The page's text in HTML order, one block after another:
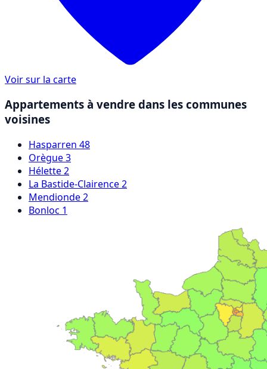
Voir sur la carte
Appartements à vendre dans les communes
voisines
Hasparren 48
Orègue3
Hélette2
La Bastide-Clairence2
Mendionde2
Bonloc 1